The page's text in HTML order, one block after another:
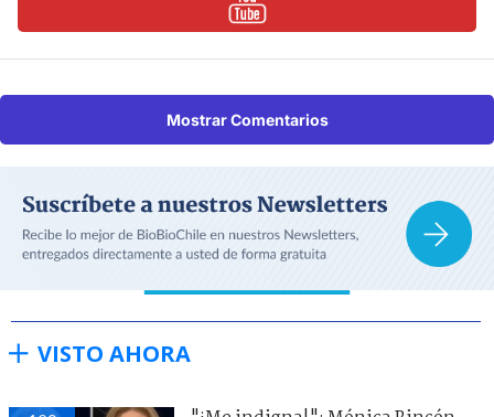
Mostrar Comentarios
VISTO AHORA